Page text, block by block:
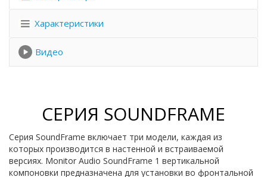
Характеристики
Видео
СЕРИЯ SOUNDFRAME
Серия SoundFrame включает три модели, каждая из
которых производится в настенной и встраиваемой
версиях. Monitor Audio SoundFrame 1 вертикальной
компоновки предназначена для установки во фронтальной